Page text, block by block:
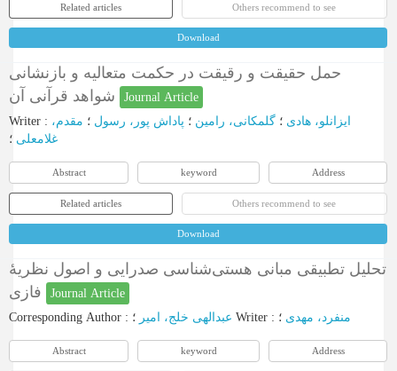
Related articles Others recommend to see
Download
حمل حقیقت و رقیقت در حکمت متعالیه و بازنشانی
Journal Article
Writer : ایزانلو، هادی ؛ گلمکانی، رامین ؛ پاداش پور، رسول ؛ مقدم،
غلامعلی ؛
Abstract keyword Address
Related articles Others recommend to see
Download
تحلیل تطبیقی مبانی هستی‌شناسی صدرایی و اصول نظریۀ
Journal Article
Corresponding Author : عبدالهی خلج، امیر Writer : منفرد، مهدی ؛
Abstract keyword Address